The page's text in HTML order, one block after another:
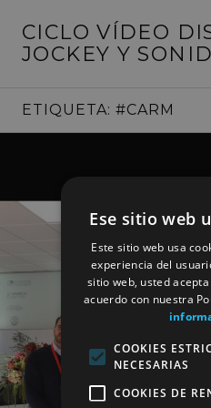
contenido
CICLO VÍDEO
JOCKEY Y
ETIQUETA: #CARM
Ese sitio web
Este sitio web usa
experiencia del
sitio web, usted
acuerdo con nuestra
COOKIES
NECESARIAS
COOKIES DE